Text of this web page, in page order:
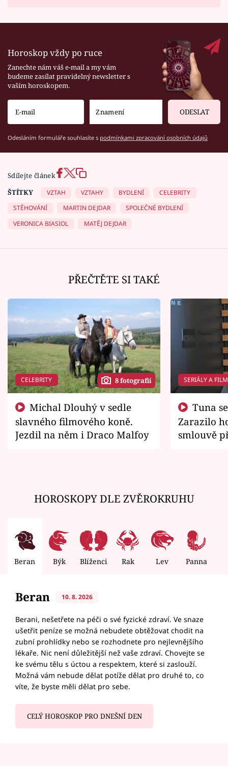
Horoskop vždy po ruce
Zanechte nám váš e-mail a my vám
budeme zasílat pravidelný newsletter s
vaším horoskopem.
ODESLAT
Odesláním formuláře souhlasíte s podmínkami zpracování osobních údajů
Sdílejte článek
ŠTÍTKY
VZTAH VZTAHY BYDLENÍ
CELEBRITY
STĚHOVÁNÍ
MARTIN DEJDAR
SPOLEČNÉ BYDLENÍ
VERONICA BIASIOL
MATĚJ DEJDAR
PŘEČTĚTE SI TAKÉ
CELEBRITY 8 fotografií
slavného filmového koně.
Jezdil na něm i Draco Malfoy
SERIÁLY A
Zarazilo
smlouvě
HOROSKOPY DLE ZVĚROKRUHU
Beran Býk Blíženci Rak Lev Panna
Beran 10. 8. 2026
Berani, nešetřete na péči o své fyzické zdraví. Ve snaze
ušetřit peníze se možná nebudete obtěžovat chodit na
zubní prohlídky nebo se rozhodnete pro nejlevnějšího
lékaře. Nic není důležitější než vaše zdraví. Chovejte se
ke svému tělu s úctou a respektem, které si zaslouží.
Možná vám nebude dělat potíže dělat pro druhé to, co
víte, že byste měli dělat pro sebe.
CELÝ HOROSKOP PRO DNEŠNÍ DEN